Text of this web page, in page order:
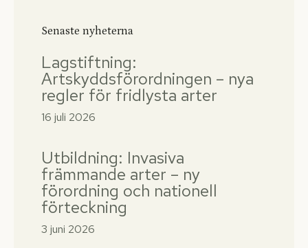
Senaste nyheterna
Lagstiftning:
Artskyddsförordningen – nya
regler för fridlysta arter
16 juli 2026
Utbildning: Invasiva
främmande arter – ny
förordning och nationell
förteckning
3 juni 2026